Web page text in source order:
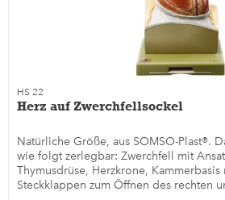
HS 22
Herz auf Zwerchfellsockel
Natürliche Größe, aus SOMSO-Plast®.
wie folgt zerlegbar: Zwerchfell mit
Thymusdrüse, Herzkrone,
Steckklappen zum Öffnen des rechten